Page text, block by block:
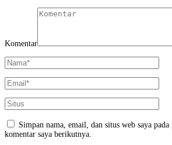
Komentar
Simpan nama, email, dan situs web saya
komentar saya berikutnya.